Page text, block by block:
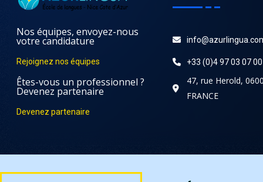
Nos équipes, envoyez-nous
votre candidature
Rejoignez nos équipes
Êtes-vous un professionnel ?
Devenez partenaire
Devenez partenaire
+33 (0)4 97 03 07 00
47, rue Herold,
FRANCE